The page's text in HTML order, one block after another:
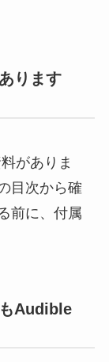
ります
がありま
目次から確
前に、付属
Audible